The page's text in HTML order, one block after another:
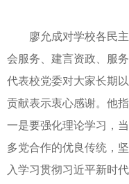
廖允成对学校各民
会服务、建言资政、服
代表校党委对大家长期
贡献表示衷心感谢。他
一是要强化理论学习，
多党合作的优良传统，
入学习贯彻习近平新时